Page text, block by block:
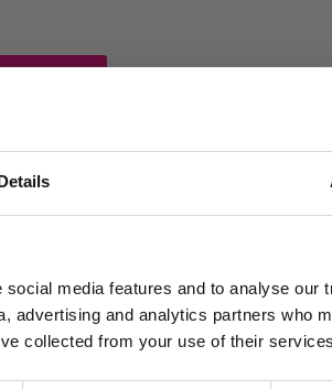
media features and to analyse our
advertising and analytics partners who
collected from your use of their
tilbud og masse
i innboksen